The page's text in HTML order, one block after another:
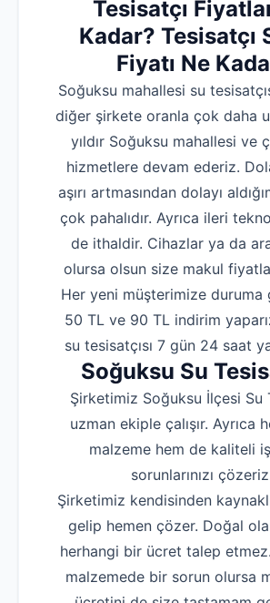
Tesisatçı
Kadar? Tesisatçı
Fiyatı Ne
Soğuksu mahallesi su
diğer şirkete oranla çok daha
yıldır Soğuksu mahallesi ve
hizmetlere devam ederiz.
aşırı artmasından dolayı
çok pahalıdır. Ayrıca ileri
de ithaldir. Cihazlar ya da
olursa olsun size makul
Her yeni müşterimize duruma
50 TL ve 90 TL indirim
su tesisatçısı 7 gün 24 saat
Soğuksu Su
Şirketimiz Soğuksu İlçesi Su
uzman ekiple çalışır. Ayrıca
malzeme hem de kaliteli
sorunlarınızı
Şirketimiz kendisinden
gelip hemen çözer. Doğal
herhangi bir ücret talep etmez.
malzemede bir sorun olursa